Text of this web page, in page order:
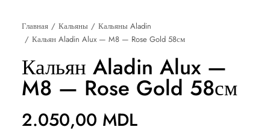
Главная Кальяны
Кальяны Aladin
Кальян Aladin Alux — M8 — Rose Gold 58см
Кальян Aladin Alux —
M8 — Rose Gold 58см
2.050,00 MDL